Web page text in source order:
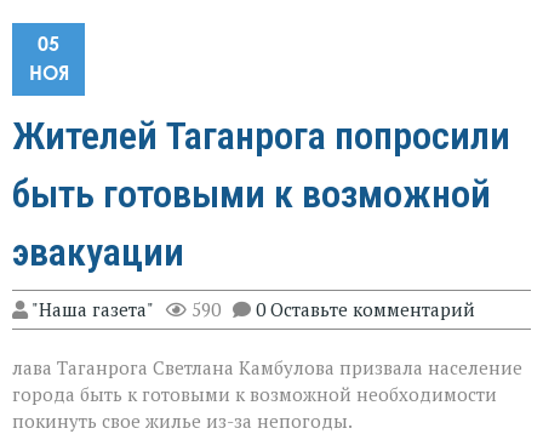
05
НОЯ
Жителей Таганрога попросили
быть готовыми к возможной
эвакуации
"Наша газета" 590 0 Оставьте комментарий
лава Таганрога Светлана Камбулова призвала население
города быть к готовыми к возможной необходимости
покинуть свое жилье из-за непогоды.